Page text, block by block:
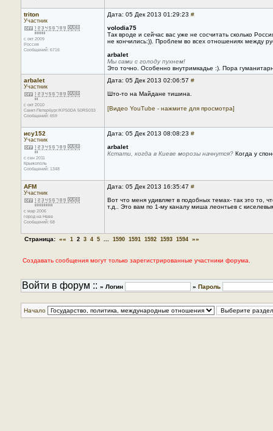
triton
Участник
с окт 2009
Россия
Сообщений: 6716
Дата: 05 Дек 2013 01:29:23 #
volodia75
Так вроде и сейчас вас уже не сосчитать сколько
не кончились:)). Проблем во всех отношениях между
arbalet
Мы сами с голоду пухнем!
Это точно. Особенно внутримкадье :). Пора
arbalet
Участник
с окт 2010
Санкт-Петербург/KP50DA 50RS033
Сообщений: 659
Дата: 05 Дек 2013 02:06:57 #
Што-то на Майдане тишина.
[Видео YouTube - нажмите для просмотра]
ису152
Участник
с сен 2011
Крыжополь
Сообщений: 1348
Дата: 05 Дек 2013 08:08:23 #
arbalet
Кстати, когда в Киеве морозы начнутся? Когда у
AFM
Участник
с мар 2006
город на Неве
Сообщений: 68
Дата: 05 Дек 2013 16:35:47 #
Вот что меня удивляет в подобных темах- так это то,
т.д.. Это вам по 1-му каналу миша леонтьев с
Страница: «« 1 2 3 4 5 1590 1591 1592 1593 1594 »»
Создавать сообщения могут только зарегистрированные участники форума.
Войти в форум :: » Логин » Пароль
Начало